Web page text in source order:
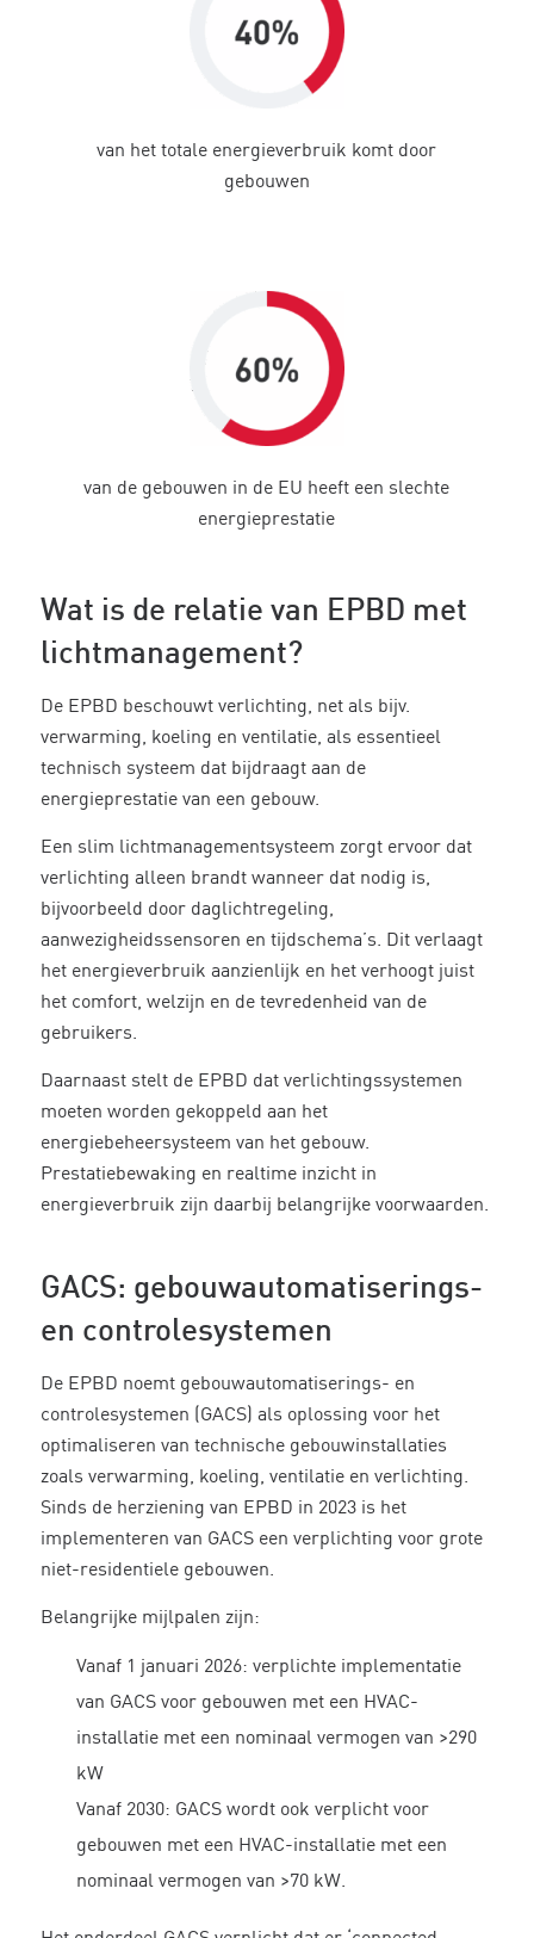
van het totale energieverbruik komt door
gebouwen
van de gebouwen in de EU heeft een slechte
energieprestatie
Wat is de relatie van EPBD met
lichtmanagement?
De EPBD beschouwt verlichting, net als bijv.
verwarming, koeling en ventilatie, als essentieel
technisch systeem dat bijdraagt aan de
energieprestatie van een gebouw.
Een slim lichtmanagementsysteem zorgt ervoor dat
verlichting alleen brandt wanneer dat nodig is,
bijvoorbeeld door daglichtregeling,
aanwezigheidssensoren en tijdschema’s. Dit verlaagt
het energieverbruik aanzienlijk en het verhoogt juist
het comfort, welzijn en de tevredenheid van de
gebruikers.
Daarnaast stelt de EPBD dat verlichtingssystemen
moeten worden gekoppeld aan het
energiebeheersysteem van het gebouw.
Prestatiebewaking en realtime inzicht in
energieverbruik zijn daarbij belangrijke voorwaarden.
GACS: gebouwautomatiserings-
en controlesystemen
De EPBD noemt gebouwautomatiserings- en
controlesystemen (GACS) als oplossing voor het
optimaliseren van technische gebouwinstallaties
zoals verwarming, koeling, ventilatie en verlichting.
Sinds de herziening van EPBD in 2023 is het
implementeren van GACS een verplichting voor grote
niet-residentiele gebouwen.
Belangrijke mijlpalen zijn:
Vanaf 1 januari 2026: verplichte implementatie
van GACS voor gebouwen met een HVAC-
installatie met een nominaal vermogen van >290
kW
Vanaf 2030: GACS wordt ook verplicht voor
gebouwen met een HVAC-installatie met een
nominaal vermogen van >70 kW.